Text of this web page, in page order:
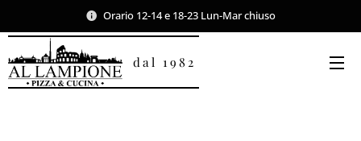
Orario 12-14 e 18-23 Lun-Mar chiuso
dal 1982